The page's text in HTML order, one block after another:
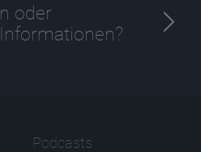
oder
Podcasts